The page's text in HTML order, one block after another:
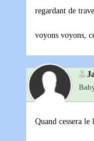
regardant de
voyons voyons,
Quand cessera le